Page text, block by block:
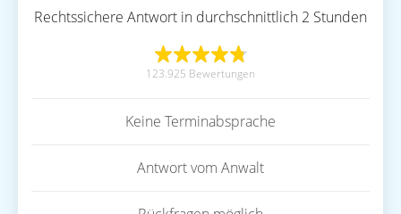
Rechtssichere Antwort in durchschnittlich 2 Stunden
123.925 Bewertungen
Keine Terminabsprache
Antwort vom Anwalt